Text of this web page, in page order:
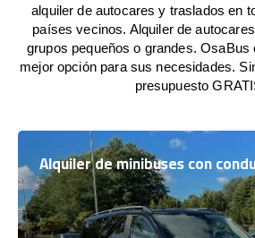
alquiler de autocares y traslados en
países vecinos. Alquiler de
grupos pequeños o grandes. OsaBus
mejor opción para sus necesidades.
presupuesto
Alquiler de minibuses con